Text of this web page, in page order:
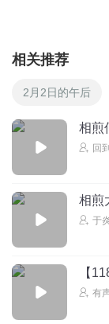
皇上是我
杨坚老糊涂
回复 2022-07-25
xjs303cn
年老昏庸无
回复
相关推荐
2月2日的午后
相煎
回
相煎
于
【
有